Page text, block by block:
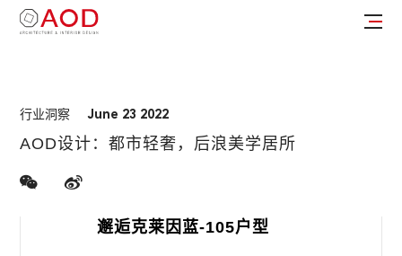
行业洞察 June 23 2022
AOD设计：都市轻奢，后浪美学居所
邂逅克莱因蓝-105户型